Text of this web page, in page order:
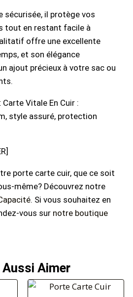
sécurisée, il protège vos
tout en restant facile à
offre une excellente
et son élégance
ajout précieux à votre sac ou
Vitale En Cuir :
style assuré, protection
porte carte cuir, que ce soit
même? Découvrez notre
. Si vous souhaitez en
vous sur notre boutique
Aimer